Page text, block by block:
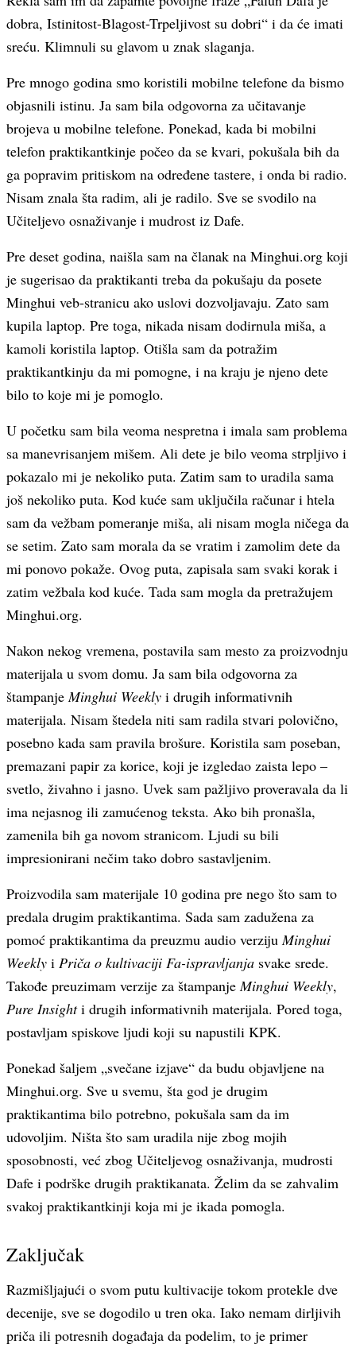
dobra, Istinitost-Blagost-Trpeljivost su dobri“ i da će imati
sreću. Klimnuli su glavom u znak slaganja.
Pre mnogo godina smo koristili mobilne telefone da bismo
objasnili istinu. Ja sam bila odgovorna za učitavanje
brojeva u mobilne telefone. Ponekad, kada bi mobilni
telefon praktikantkinje počeo da se kvari, pokušala bih da
ga popravim pritiskom na određene tastere, i onda bi radio.
Nisam znala šta radim, ali je radilo. Sve se svodilo na
Učiteljevo osnaživanje i mudrost iz Dafe.
Pre deset godina, naišla sam na članak na Minghui.org koji
je sugerisao da praktikanti treba da pokušaju da posete
Minghui veb-stranicu ako uslovi dozvoljavaju. Zato sam
kupila laptop. Pre toga, nikada nisam dodirnula miša, a
kamoli koristila laptop. Otišla sam da potražim
praktikantkinju da mi pomogne, i na kraju je njeno dete
bilo to koje mi je pomoglo.
U početku sam bila veoma nespretna i imala sam problema
sa manevrisanjem mišem. Ali dete je bilo veoma strpljivo i
pokazalo mi je nekoliko puta. Zatim sam to uradila sama
još nekoliko puta. Kod kuće sam uključila računar i htela
sam da vežbam pomeranje miša, ali nisam mogla ničega da
se setim. Zato sam morala da se vratim i zamolim dete da
mi ponovo pokaže. Ovog puta, zapisala sam svaki korak i
zatim vežbala kod kuće. Tada sam mogla da pretražujem
Minghui.org.
Nakon nekog vremena, postavila sam mesto za proizvodnju
materijala u svom domu. Ja sam bila odgovorna za
štampanjeMinghui Weekly i drugih informativnih
materijala. Nisam štedela niti sam radila stvari polovično,
posebno kada sam pravila brošure. Koristila sam poseban,
premazani papir za korice, koji je izgledao zaista lepo –
svetlo, živahno i jasno. Uvek sam pažljivo proveravala da li
ima nejasnog ili zamućenog teksta. Ako bih pronašla,
zamenila bih ga novom stranicom. Ljudi su bili
impresionirani nečim tako dobro sastavljenim.
Proizvodila sam materijale 10 godina pre nego što sam to
predala drugim praktikantima. Sada sam zadužena za
pomoć praktikantima da preuzmu audio verzijuMinghui
Weekly i Priča o kultivaciji Fa-ispravljanja svake srede.
Takođe preuzimam verzije za štampanjeMinghui Weekly,
Pure Insighti drugih informativnih materijala. Pored toga,
postavljam spiskove ljudi koji su napustili KPK.
Ponekad šaljem „svečane izjave“ da budu objavljene na
Minghui.org. Sve u svemu, šta god je drugim
praktikantima bilo potrebno, pokušala sam da im
udovoljim. Ništa što sam uradila nije zbog mojih
sposobnosti, već zbog Učiteljevog osnaživanja, mudrosti
Dafe i podrške drugih praktikanata. Želim da se zahvalim
svakoj praktikantkinji koja mi je ikada pomogla.
Zaključak
Razmišljajući o svom putu kultivacije tokom protekle dve
decenije, sve se dogodilo u tren oka. Iako nemam dirljivih
priča ili potresnih događaja da podelim, to je primer